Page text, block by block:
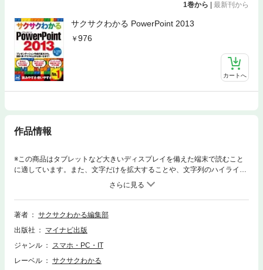
1巻から 最新刊から
サクサクわかる PowerPoint 2013
976
カートへ
作品情報
※この商品はタブレットなど大きいディスプレイを備えた端末で読むこと
に適しています。また、文字だけを拡大することや、文字列のハイライ
ト、検索、辞書の参照、引用などの機能が使用できません。素早く・効率
的にPowerPoint 2013の操作をマスター！大好評「サクサクわかる」シリ
ーズのPowerPoint 2013です。見やすくわかりやすい大きな画面で、一つ
一つ順を追って操作を解説しています。1つの解説が基本的に見開き2ペー
読んでもOK。効率的にマスターできます。ワンランク上の知識が身に付
くコラムも豊富に用意しています。■CONTENTSChapter 1：PowerPoint
ドの編集とデザイン／Chapter 4：オブジェクトの挿入と編集／Chapter
著者
サクサクわかる編集部
出版社
マイナビ出版
ジャンル
スマホ・PC・IT
レーベル
サクサクわかる